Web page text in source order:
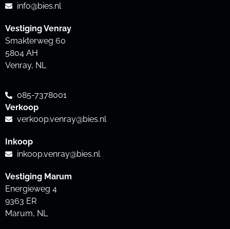
info@bies.nl
Vestiging Venray
Smakterweg 60
5804 AH
Venray, NL
085-7378001
Verkoop
verkoop.venray@bies.nl
Inkoop
inkoop.venray@bies.nl
Vestiging Marum
Energieweg 4
9363 ER
Marum, NL